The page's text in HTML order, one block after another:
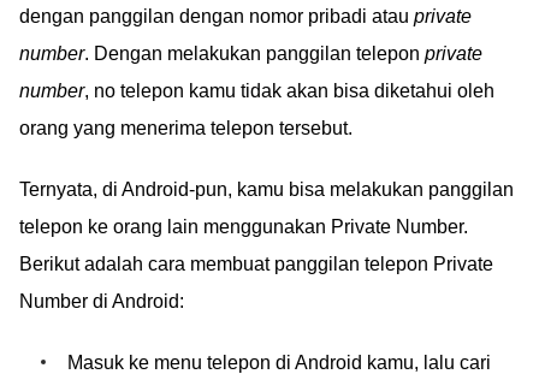
dengan panggilan dengan nomor pribadi atau private
number. Dengan melakukan panggilan telepon private
number, no telepon kamu tidak akan bisa diketahui oleh
orang yang menerima telepon tersebut.
Ternyata, di Android-pun, kamu bisa melakukan panggilan
telepon ke orang lain menggunakan Private Number.
Berikut adalah cara membuat panggilan telepon Private
Number di Android:
Masuk ke menu telepon di Android kamu, lalu cari